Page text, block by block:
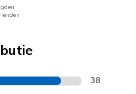
38